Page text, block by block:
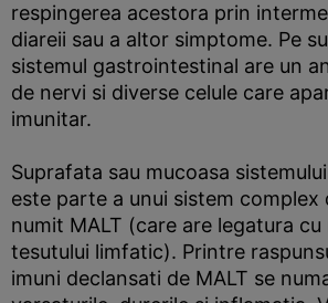
respingerea acestora prin
diareii sau a altor simptome. Pe
sistemul gastrointestinal are un
de nervi si diverse celule care
imunitar.
Suprafata sau mucoasa
este parte a unui sistem complex
numit MALT (care are legatura cu
tesutului limfatic). Printre
imuni declansati de MALT se